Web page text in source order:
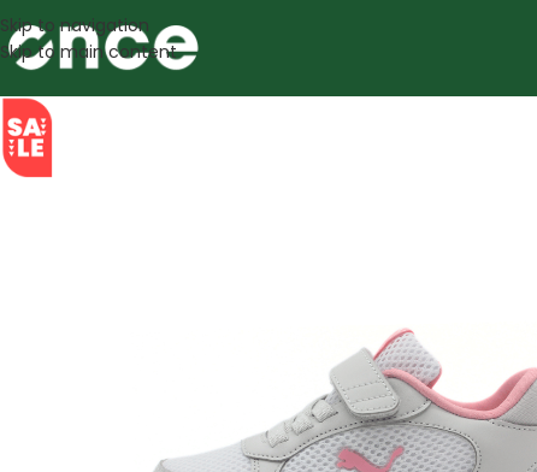
Skip to navigation
Skip to main content
SALE